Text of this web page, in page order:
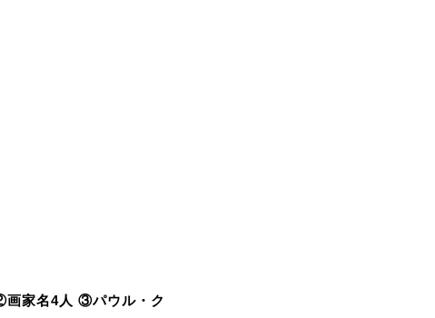
画家名4人 ③パウル・ク